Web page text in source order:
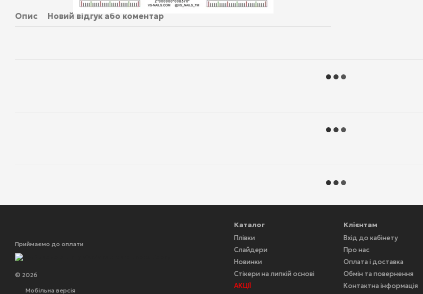
Опис Новий відгук або коментар
Приймаємо до оплати
© 2026
Мобільна версія
Каталог
Плівки
Слайдери
Новинки
Стікери на липкій основі
АКЦІЇ
Клієнтам
Вхід до кабінету
Про нас
Оплата і доставка
Обмін та повернення
Контактна інформація